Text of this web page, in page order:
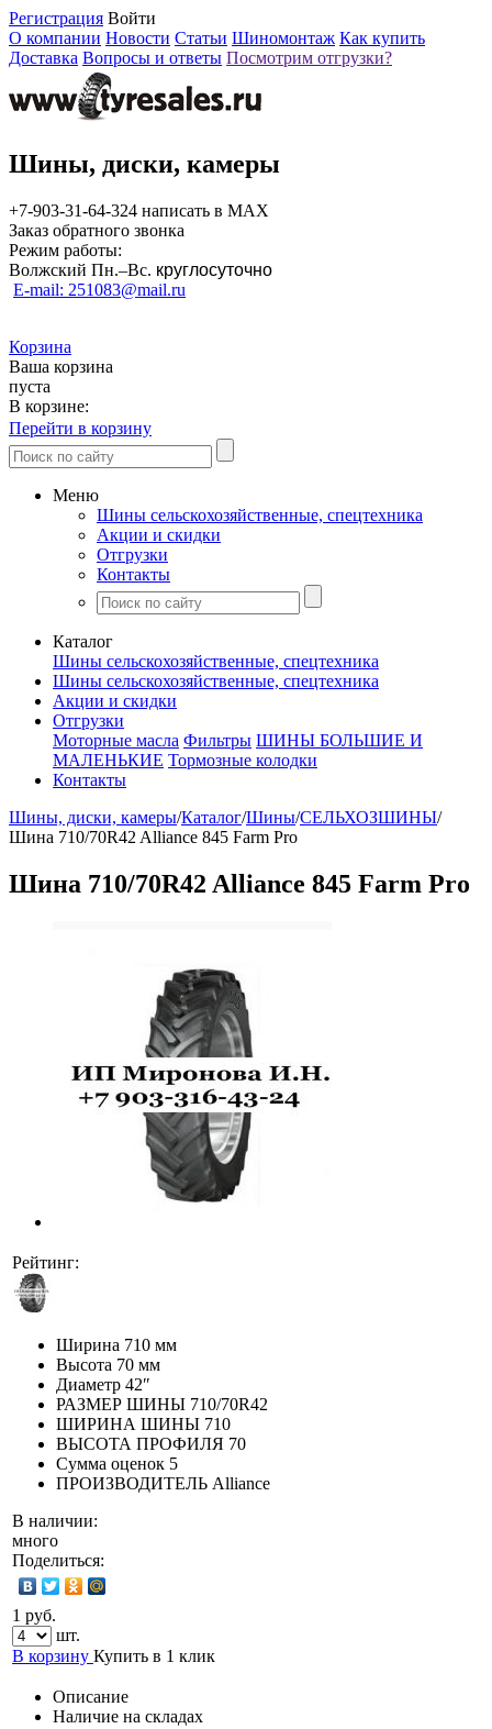
Регистрация Войти
О компании Новости Статьи Шиномонтаж Как купить
Доставка Вопросы и ответы Посмотрим отгрузки?
Шины, диски, камеры
+7-903-31-64-324 написать в MAX
Заказ обратного звонка
Режим работы:
Волжский Пн.–Вс. круглосуточно
E-mail: 251083@mail.ru
Корзина
Ваша корзина
пуста
В корзине:
Перейти в корзину
Меню
Шины сельскохозяйственные, спецтехника
Акции и скидки
Отгрузки
Контакты
Каталог
Шины сельскохозяйственные, спецтехника
Шины сельскохозяйственные, спецтехника
Акции и скидки
Отгрузки
Моторные масла Фильтры ШИНЫ БОЛЬШИЕ И
МАЛЕНЬКИЕ Тормозные колодки
Контакты
Шины, диски, камеры/Каталог/Шины/СЕЛЬХОЗШИНЫ/
Шина 710/70R42 Alliance 845 Farm Pro
Шина 710/70R42 Alliance 845 Farm Pro
Рейтинг:
Ширина 710 мм
Высота 70 мм
Диаметр 42″
РАЗМЕР ШИНЫ 710/70R42
ШИРИНА ШИНЫ 710
ВЫСОТА ПРОФИЛЯ 70
Сумма оценок 5
ПРОИЗВОДИТЕЛЬ Alliance
В наличии:
много
Поделиться:
1 руб.
шт.
В корзину Купить в 1 клик
Описание
Наличие на складах